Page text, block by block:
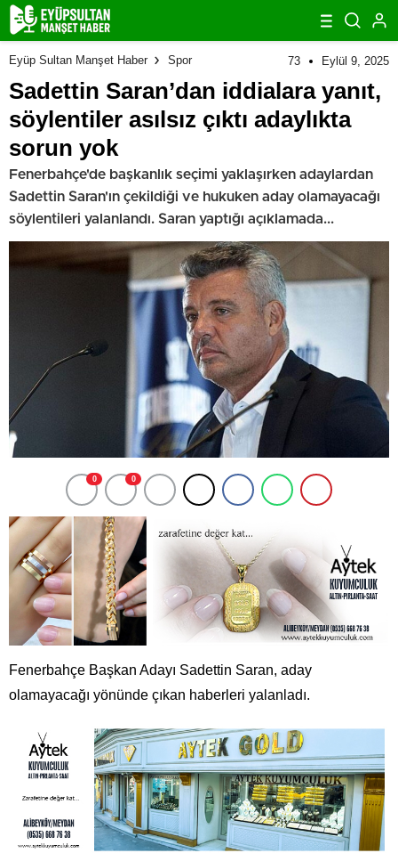
Eyüp Sultan Manşet Haber Spor 73 Eylül 9, 2025
Sadettin Saran’dan iddialara yanıt,
söylentiler asılsız çıktı adaylıkta
sorun yok
Fenerbahçe'de başkanlık seçimi yaklaşırken adaylardan
Sadettin Saran'ın çekildiği ve hukuken aday olamayacağı
söylentileri yalanlandı. Saran yaptığı açıklamada...
0 0
Fenerbahçe Başkan Adayı Sadettin Saran, aday
olamayacağı yönünde çıkan haberleri yalanladı.